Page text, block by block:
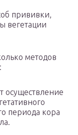
прививки,
вегетации
методов
осуществление
периода кора